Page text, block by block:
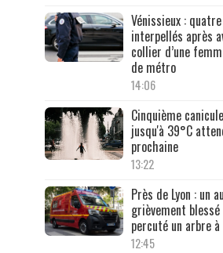
Vénissieux :
interpellés après
collier d’une
de métro
14:06
Cinquième
jusqu'à 39°C
prochaine
13:22
Près de Lyon : un
grièvement
percuté un arbre à
12:45